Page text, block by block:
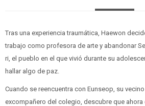
Tras una experiencia traumática, Haewon
trabajo como profesora de arte y abandonar
ri, el pueblo en el que vivió durante su
hallar algo de paz.
Cuando se reencuentra con Eunseop, su
excompañero del colegio, descubre que ahora